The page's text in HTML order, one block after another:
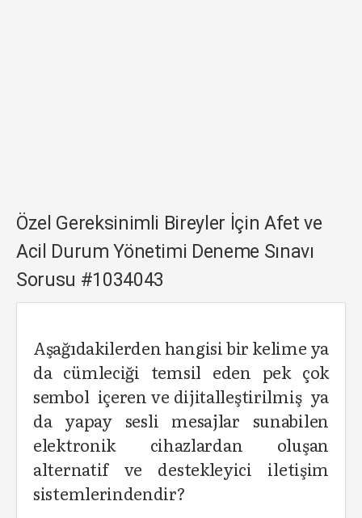
Özel Gereksinimli Bireyler İçin Afet ve
Acil Durum Yönetimi Deneme Sınavı
Sorusu #1034043
Aşağıdakilerden hangisi bir kelime ya
da cümleciği temsil eden pek çok
sembol içeren ve dijitalleştirilmiş ya
da yapay sesli mesajlar sunabilen
elektronik cihazlardan oluşan
alternatif ve destekleyici iletişim
sistemlerindendir?